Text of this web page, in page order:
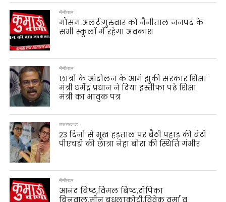
नैनीताल
मौसम अलर्ट:गुरुवार को नैनीताल जनपद के
सभी स्कूलों में रहेगा अवकाश
नैनीताल
छात्रों के आंदोलन के आगे झुकी सरकार शिक्षा
मंत्री धर्मेंद्र प्रधान ने दिया इस्तीफा पढ़े शिक्षा
मंत्री का भावुक पत्र
उत्तराखण्ड
23 दिनों से भूख हड़ताल पर बैठी पहाड़ की बेटी
पीएचडी की छात्रा नेहा बोरा की स्थिति गंभीर
नैनीताल
आनंद बिष्ट,विमल बिष्ट,दीपिका
बिनवाल,मीनू बुधलाकोटी,विवेक वर्मा व